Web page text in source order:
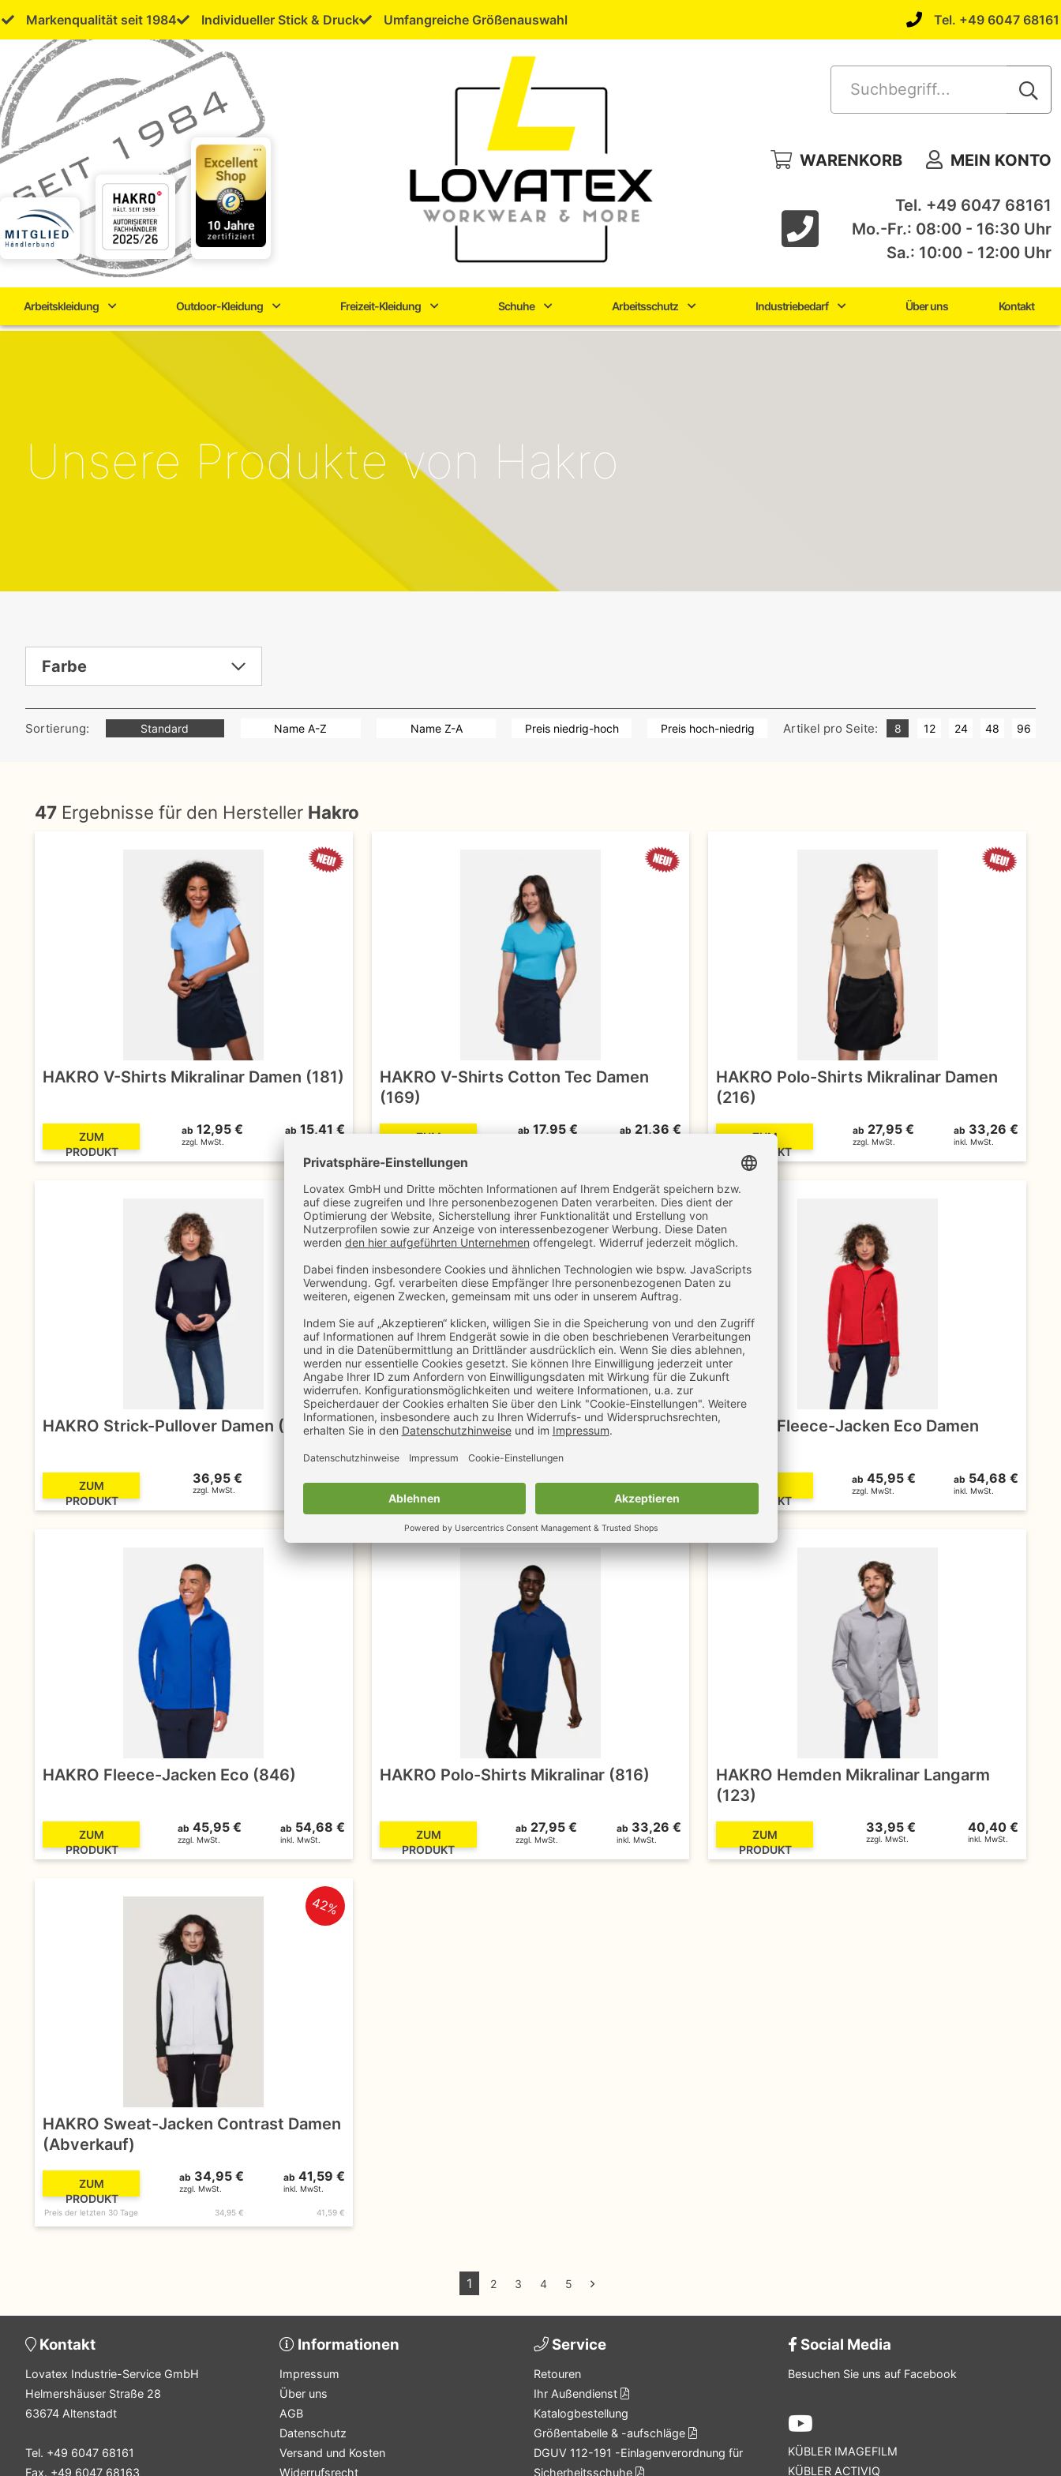
to
content
Markenqualität seit 1984 Individueller Stick & Druck Umfangreiche Größenauswahl Tel. +49 6047 68161
Suchbegriff...
WARENKORB MEIN KONTO
Tel. +49 6047 68161
Mo.-Fr.: 08:00 - 16:30 Uhr
Sa.: 10:00 - 12:00 Uhr
Arbeitskleidung Outdoor-Kleidung Freizeit-Kleidung Schuhe Arbeitsschutz Industriebedarf Über uns Kontakt
Unsere Produkte von Hakro
Sortierung: Standard Name A-Z Name Z-A Preis niedrig-hoch Preis hoch-niedrig Artikel pro Seite: 8 12 24 48 96
47 Ergebnisse für den Hersteller Hakro
HAKRO V-Shirts Mikralinar Damen (181)
ZUM
PRODUKT
ab 12,95 €
zzgl. MwSt.
ab15,41 €
HAKRO V-Shirts Cotton Tec Damen
(169)
ZUM
ab 17,95 € ab 21,36 €
HAKRO Polo-Shirts Mikralinar Damen
(216)
ZUM
PRODUKT
ab 27,95 €
zzgl. MwSt.
ab 33,26 €
inkl. MwSt.
HAKRO Strick-Pullover Damen (135)
ZUM
PRODUKT
36,95 €
zzgl. MwSt.
HAKRO Strick-Pullover (145)
ZUM
PRODUKT
HAKRO Fleece-Jacken Eco Damen
ZUM
PRODUKT
ab 45,95 €
zzgl. MwSt.
ab 54,68 €
inkl. MwSt.
HAKRO Fleece-Jacken Eco (846)
ZUM
PRODUKT
ab 45,95 €
zzgl. MwSt.
ab 54,68 €
inkl. MwSt.
HAKRO Polo-Shirts Mikralinar (816)
ZUM
PRODUKT
ab 27,95 €
zzgl. MwSt.
ab 33,26 €
inkl. MwSt.
HAKRO Hemden Mikralinar Langarm
(123)
ZUM
PRODUKT
33,95 €
zzgl. MwSt.
40,40 €
inkl. MwSt.
HAKRO Sweat-Jacken Contrast Damen
(Abverkauf)
ZUM
PRODUKT
ab 34,95 €
zzgl. MwSt.
ab 41,59 €
inkl. MwSt.
42%
Preis der letzten 30 Tage 34,95 € 41,59 €
1 2 3 4 5
Kontakt
Lovatex Industrie-Service GmbH
Helmershäuser Straße 28
63674 Altenstadt
Tel. +49 6047 68161
Fax. +49 6047 68163
Informationen
Impressum
Über uns
AGB
Datenschutz
Versand und Kosten
Widerrufsrecht
Service
Retouren
Ihr Außendienst
Katalogbestellung
Größentabelle & -aufschläge
DGUV 112-191 -Einlagenverordnung für
Sicherheitsschuhe
Social Media
Besuchen Sie uns auf Facebook
KÜBLER IMAGEFILM
KÜBLER ACTIVIQ